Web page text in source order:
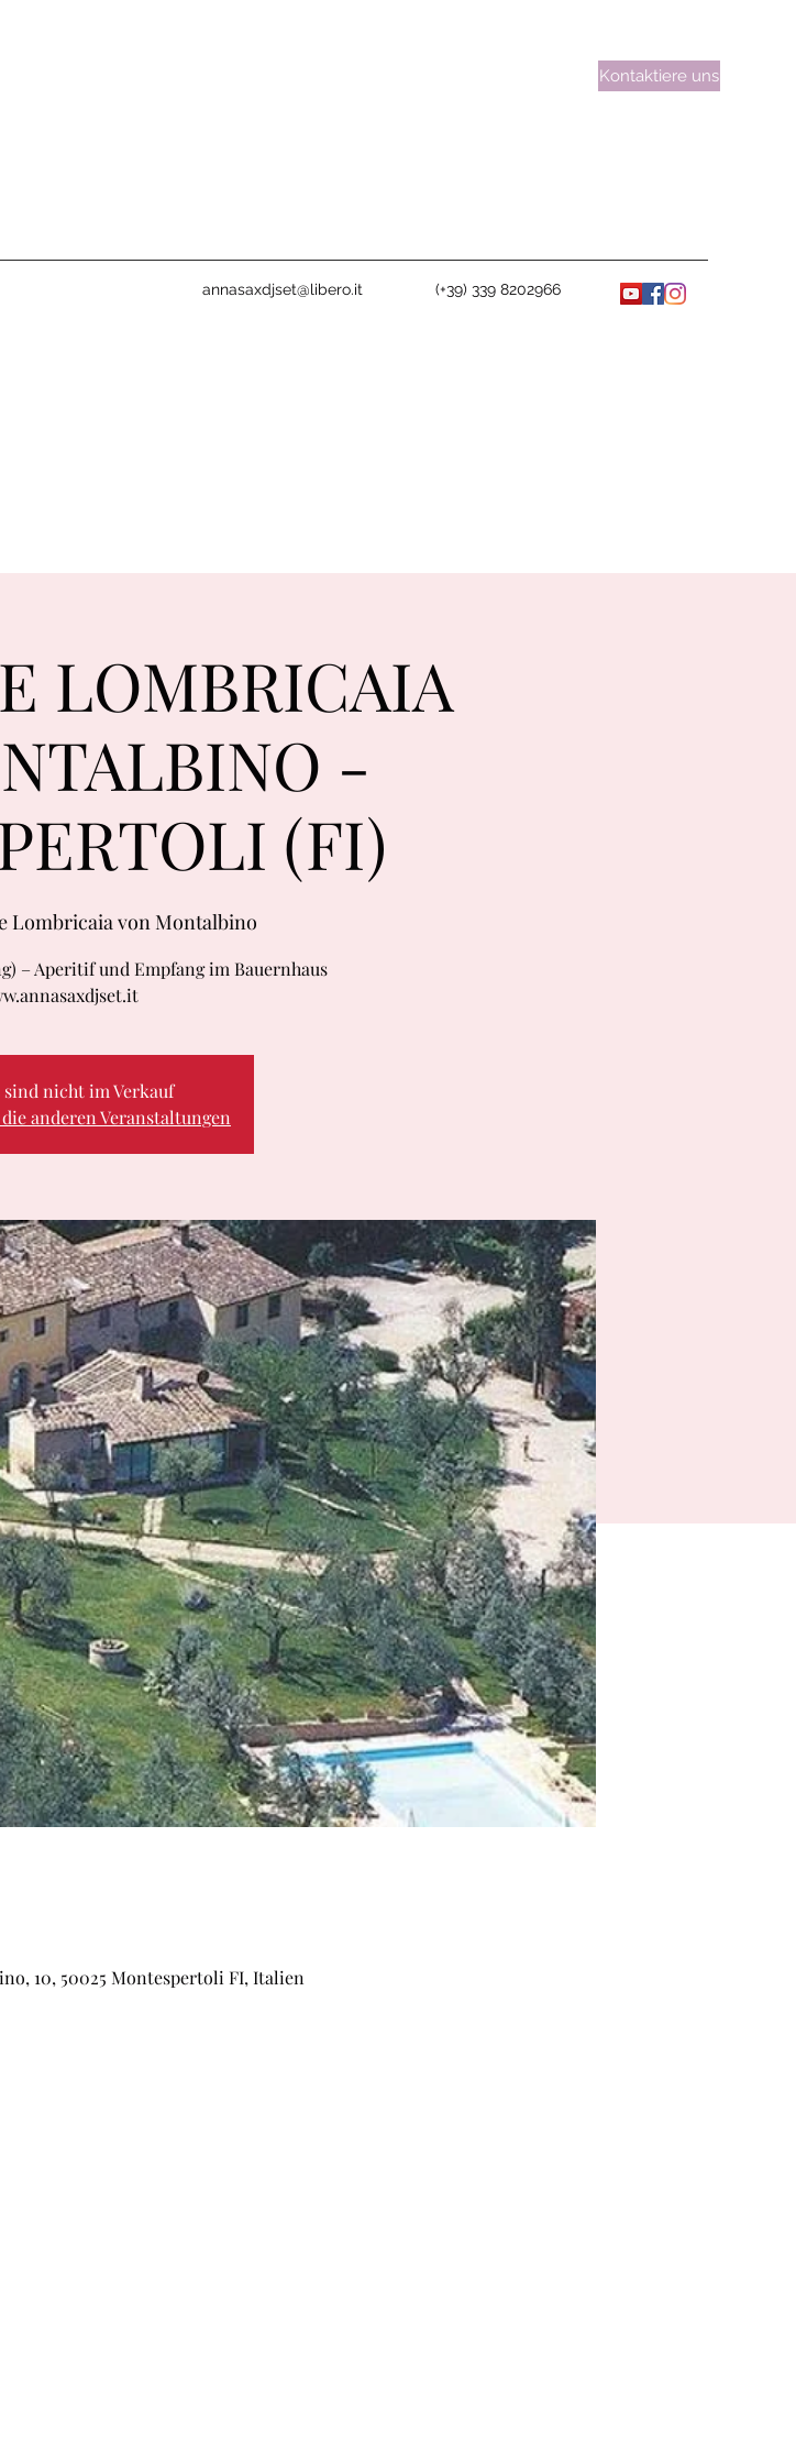
Kontaktiere uns
annasaxdjset@libero.it (+39) 339 8202966
LOMBRICAIA
-
(FI)
Lombricaia von Montalbino
– Aperitif und Empfang im Bauernhaus
nicht im Verkauf
anderen Veranstaltungen
10, 50025 Montespertoli FI, Italien